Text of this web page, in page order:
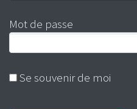
Mot de passe
Se souvenir de moi